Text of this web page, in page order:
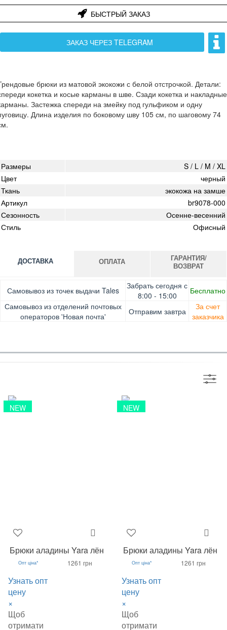
БЫСТРЫЙ ЗАКАЗ
ЗАКАЗ ЧЕРЕЗ TELEGRAM
брюки из матовой экокожи с белой отстрочкой. Детали:
кокетка и косые карманы в шве. Сзади кокетка и накладные
Застежка спереди на змейку под гульфиком и одну
Длина изделия по боковому шву 105 см, по шаговому 74
Размеры
S / L / M / XL
Цвет
черный
Ткань
экокожа на замше
Артикул
br9078-000
Сезонность
Осенне-весенний
Стиль
Офисный
ДОСТАВКА
Самовывоз из точек выдачи Tales
Забрать сегодня с
8:00 - 15:00
Бесплатно
Самовывоз из отделений почтовых
операторов 'Новая почта'
Отправим завтра
За счет
заказчика
ОПЛАТА
Оплата при получении товара, Картой онлайн, Google
Pay, Безналичными для юридических лиц, Безналичными
для физических лиц, Apple Pay, Mastercard, Visa
ГАРАНТИЯ/
ВОЗВРАТ
Гарантия. Обмен/возврат товара в течение 14 дней.
Доставка за счет заказчика
NEW
Брюки аладины Yara лён
Опт ціна*
Узнать опт
цену
×
Щоб
отримати
1261 грн
NEW
Брюки аладины Yara лён
Опт ціна*
Узнать опт
цену
×
Щоб
отримати
1261 грн